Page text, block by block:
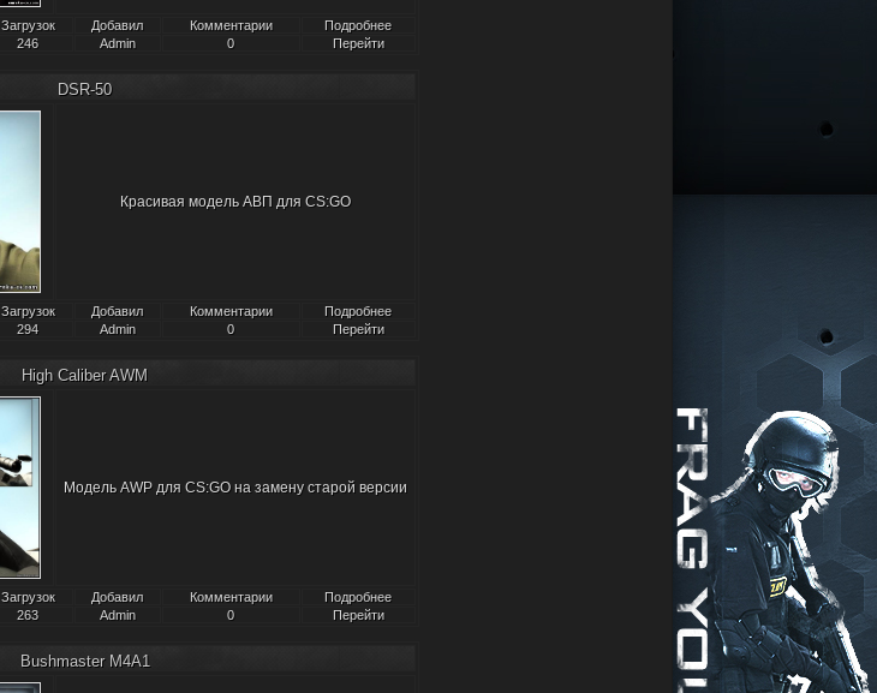
Загрузок Добавил Комментарии
Подробнее
246 Admin 0 Перейти
DSR-50
Красивая модель АВП для CS:GO
Загрузок Добавил Комментарии
Подробнее
294 Admin 0 Перейти
High Caliber AWM
Модель AWP для CS:GO на замену старой версии
Загрузок Добавил Комментарии
Подробнее
263 Admin 0 Перейти
Bushmaster M4A1